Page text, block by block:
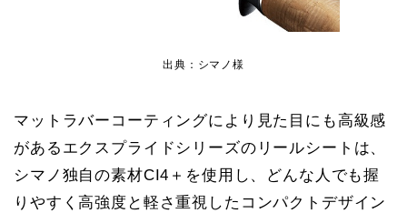
出典：シマノ様
マットラバーコーティングにより見た目にも高級感
があるエクスプライドシリーズのリールシートは、
シマノ独自の素材CI4＋を使用し、どんな人でも握
りやすく高強度と軽さ重視したコンパクトデザイン